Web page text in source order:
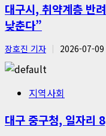
대구시, 취약계층 반
낮춘다”
장호진 기자 2026-07-09
지역사회
대구 중구청, 일자리